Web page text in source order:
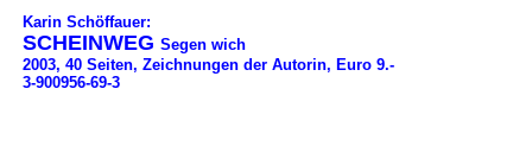
Karin Schöffauer:
SCHEINWEG Segen wich
2003, 40 Seiten, Zeichnungen der Autorin, Euro 9.-
3-900956-69-3